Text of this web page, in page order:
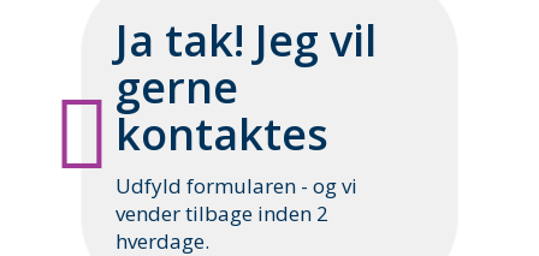
Ja tak! Jeg vil
gerne
kontaktes
Udfyld formularen - og vi
vender tilbage inden 2
hverdage.